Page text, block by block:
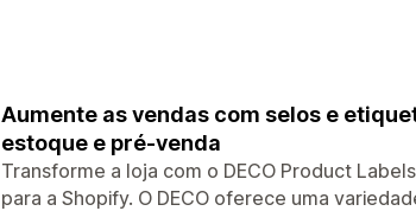
Aumente as vendas com selos e
estoque e pré-venda
Transforme a loja com o DECO Product
para a Shopify. O DECO oferece uma